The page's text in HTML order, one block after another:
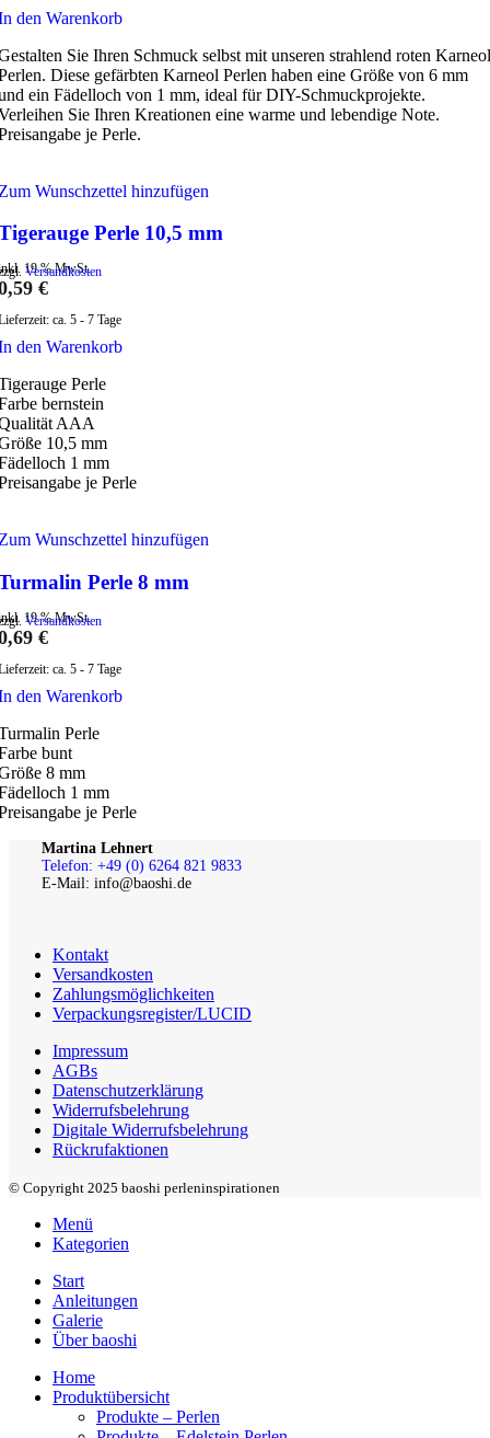
den Warenkorb
Sie Ihren Schmuck selbst mit unseren strahlend roten Karneol
Diese gefärbten Karneol Perlen haben eine Größe von 6 mm
ein Fädelloch von 1 mm, ideal für DIY-Schmuckprojekte.
Sie Ihren Kreationen eine warme und lebendige Note.
je Perle.
Wunschzettel hinzufügen
Perle 10,5 mm
19 % MwSt.
Versandkosten
€
ca. 5 - 7 Tage
den Warenkorb
Perle
bernstein
AAA
10,5 mm
1 mm
je Perle
Wunschzettel hinzufügen
Perle 8 mm
19 % MwSt.
Versandkosten
€
ca. 5 - 7 Tage
den Warenkorb
Perle
bunt
8 mm
1 mm
je Perle
Martina Lehnert
Telefon: +49 (0) 6264 821 9833
E-Mail: info@baoshi.de
Kontakt
Versandkosten
Zahlungsmöglichkeiten
Verpackungsregister/LUCID
Impressum
AGBs
Datenschutzerklärung
Widerrufsbelehrung
Digitale Widerrufsbelehrung
Rückrufaktionen
© Copyright 2025 baoshi perleninspirationen
Menü
Kategorien
Start
Anleitungen
Galerie
Über baoshi
Home
Produktübersicht
Produkte – Perlen